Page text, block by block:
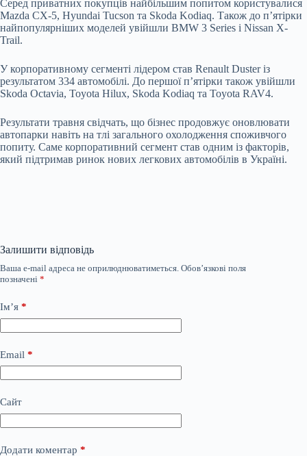
Серед приватних покупців найбільшим попитом користувалися
Mazda CX-5, Hyundai Tucson та Skoda Kodiaq. Також до п’ятірки
найпопулярніших моделей увійшли BMW 3 Series і Nissan X-
Trail.
У корпоративному сегменті лідером став Renault Duster із
результатом 334 автомобілі. До першої п’ятірки також увійшли
Skoda Octavia, Toyota Hilux, Skoda Kodiaq та Toyota RAV4.
Результати травня свідчать, що бізнес продовжує оновлювати
автопарки навіть на тлі загального охолодження споживчого
попиту. Саме корпоративний сегмент став одним із факторів,
який підтримав ринок нових легкових автомобілів в Україні.
Залишити відповідь
Ваша e-mail адреса не оприлюднюватиметься. Обов’язкові поля
позначені *
Ім’я *
Email *
Сайт
Додати коментар *